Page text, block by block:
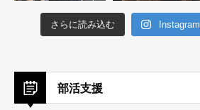
さらに読み込む
部活支援